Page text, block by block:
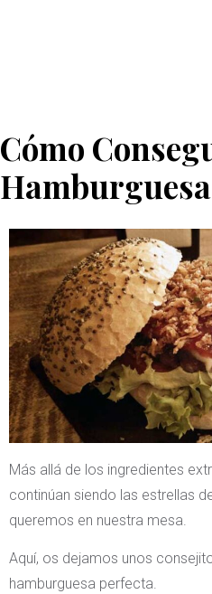
Cómo
Más allá de los ingredientes
continúan siendo las estrellas
queremos en nuestra mesa.
Aquí, os dejamos unos
hamburguesa perfecta.